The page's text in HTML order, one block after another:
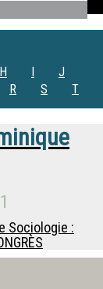
H I
J
R S
T
Sociologie :